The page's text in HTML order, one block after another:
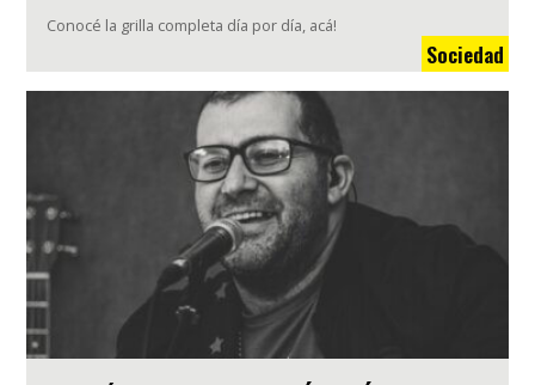
Conocé la grilla completa día por día, acá!
Sociedad